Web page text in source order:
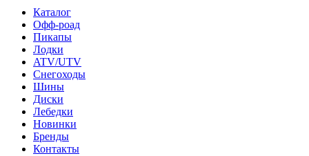
Каталог
Офф-роад
Пикапы
Лодки
ATV/UTV
Снегоходы
Шины
Диски
Лебедки
Новинки
Бренды
Контакты